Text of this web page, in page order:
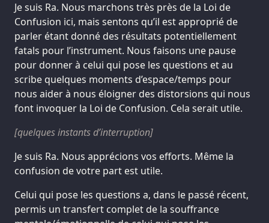
Je suis Ra. Nous marchons très près de la Loi de
Confusion ici, mais sentons qu’il est approprié de
parler étant donné des résultats potentiellement
fatals pour l’instrument. Nous faisons une pause
pour donner à celui qui pose les questions et au
scribe quelques moments d’espace/temps pour
nous aider à nous éloigner des distorsions qui nous
font invoquer la Loi de Confusion. Cela serait utile.
[quelques instants d’interruption]
Je suis Ra. Nous apprécions vos efforts. Même la
confusion de votre part est utile.
Celui qui pose les questions a, dans le passé récent,
permis un transfert complet de la souffrance